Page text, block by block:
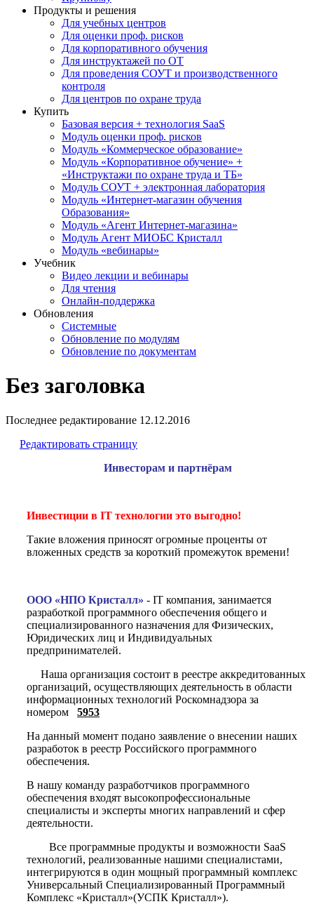
Продукты и решения
Для учебных центров
Для оценки проф. рисков
Для корпоративного обучения
Для инструктажей по ОТ
Для проведения СОУТ и производственного
контроля
Для центров по охране труда
Купить
Базовая версия + технология SaaS
Модуль оценки проф. рисков
Модуль «Коммерческое образование»
Модуль «Корпоративное обучение» +
«Инструктажи по охране труда и ТБ»
Модуль СОУТ + электронная лаборатория
Модуль «Интернет-магазин обучения
Образования»
Модуль «Агент Интернет-магазина»
Модуль Агент МИОБС Кристалл
Модуль «вебинары»
Учебник
Видео лекции и вебинары
Для чтения
Онлайн-поддержка
Обновления
Системные
Обновление по модулям
Обновление по документам
Без заголовка
Последнее редактирование 12.12.2016
Редактировать страницу
Инвесторам и партнёрам
Инвестиции в IT технологии это выгодно!
Такие вложения приносят огромные проценты от
вложенных средств за короткий промежуток времени!
ООО «НПО Кристалл» - IT компания, занимается
разработкой программного обеспечения общего и
специализированного назначения для Физических,
Юридических лиц и Индивидуальных
предпринимателей.
Наша организация состоит в реестре аккредитованных
организаций, осуществляющих деятельность в области
информационных технологий Роскомнадзора за
номером 5953
На данный момент подано заявление о внесении наших
разработок в реестр Российского программного
обеспечения.
В нашу команду разработчиков программного
обеспечения входят высокопрофессиональные
специалисты и эксперты многих направлений и сфер
деятельности.
Все программные продукты и возможности SaaS
технологий, реализованные нашими специалистами,
интегрируются в один мощный программный комплекс
Универсальный Специализированный Программный
Комплекс «Кристалл»(УСПК Кристалл»).